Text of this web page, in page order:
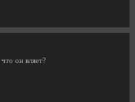
он вляет?